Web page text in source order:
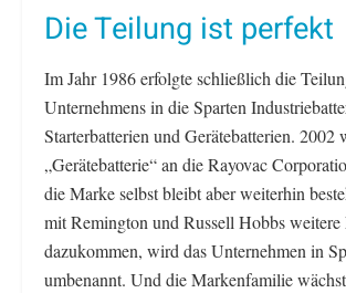
Die Teilung ist perfekt
Im Jahr 1986 erfolgte schließlich die
Unternehmens in die Sparten
Starterbatterien und Gerätebatterien. 2002
„Gerätebatterie“ an die Rayovac
die Marke selbst bleibt aber weiterhin
mit Remington und Russell Hobbs weitere
dazukommen, wird das Unternehmen in
umbenannt. Und die Markenfamilie